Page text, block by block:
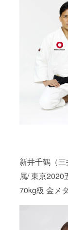
新井千鶴（
属/ 東京2020
70kg級 金メ